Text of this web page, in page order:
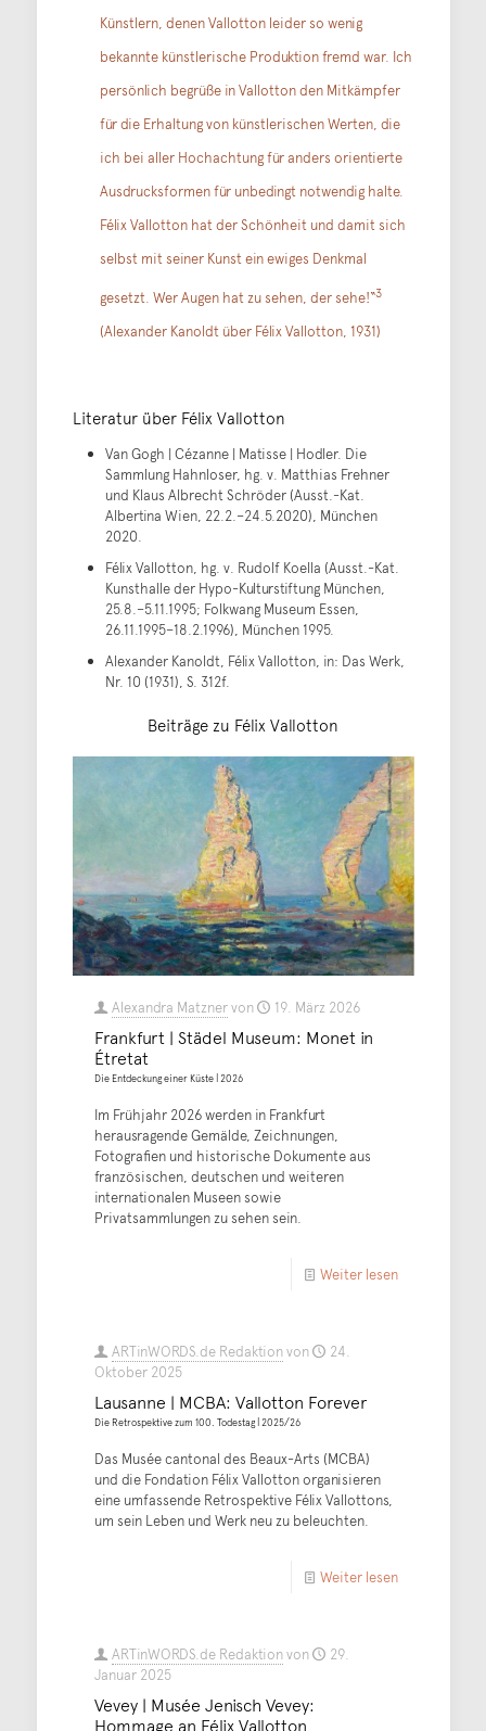
Künstlern, denen Vallotton leider so wenig
bekannte künstlerische Produktion fremd war. Ich
persönlich begrüße in Vallotton den Mitkämpfer
für die Erhaltung von künstlerischen Werten, die
ich bei aller Hochachtung für anders orientierte
Ausdrucksformen für unbedingt notwendig halte.
Félix Vallotton hat der Schönheit und damit sich
selbst mit seiner Kunst ein ewiges Denkmal
gesetzt. Wer Augen hat zu sehen, der sehe!“3
(Alexander Kanoldt über Félix Vallotton, 1931)
Literatur über Félix Vallotton
Van Gogh | Cézanne | Matisse | Hodler. Die
Sammlung Hahnloser, hg. v. Matthias Frehner
und Klaus Albrecht Schröder (Ausst.-Kat.
Albertina Wien, 22.2.–24.5.2020), München
2020.
Félix Vallotton, hg. v. Rudolf Koella (Ausst.-Kat.
Kunsthalle der Hypo-Kulturstiftung München,
25.8.–5.11.1995; Folkwang Museum Essen,
26.11.1995–18.2.1996), München 1995.
Alexander Kanoldt, Félix Vallotton, in: Das Werk,
Nr. 10 (1931), S. 312f.
Beiträge zu Félix Vallotton
Alexandra Matznervon 19. März 2026
Frankfurt | Städel Museum: Monet in
Étretat
Die Entdeckung einer Küste | 2026
Im Frühjahr 2026 werden in Frankfurt
herausragende Gemälde, Zeichnungen,
Fotografien und historische Dokumente aus
französischen, deutschen und weiteren
internationalen Museen sowie
Privatsammlungen zu sehen sein.
Weiter lesen
ARTinWORDS.de Redaktionvon
24.
Oktober 2025
Lausanne | MCBA: Vallotton Forever
Die Retrospektive zum 100. Todestag | 2025/26
Das Musée cantonal des Beaux-Arts (MCBA)
und die Fondation Félix Vallotton organisieren
eine umfassende Retrospektive Félix Vallottons,
um sein Leben und Werk neu zu beleuchten.
Weiter lesen
ARTinWORDS.de Redaktionvon
29.
Januar 2025
Vevey | Musée Jenisch Vevey:
Hommage an Félix Vallotton